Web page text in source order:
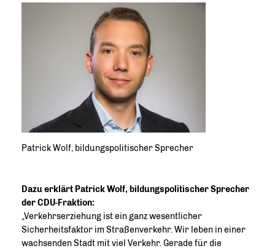
Patrick Wolf, bildungspolitischer Sprecher
Dazu erklärt Patrick Wolf, bildungspolitischer Sprecher
der CDU-Fraktion:
Verkehrserziehung ist ein ganz wesentlicher
Sicherheitsfaktor im Straßenverkehr. Wir leben in einer
wachsenden Stadt mit viel Verkehr. Gerade für die